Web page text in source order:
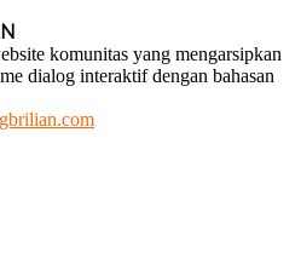
komunitas yang mengarsipkan
dialog interaktif dengan bahasan